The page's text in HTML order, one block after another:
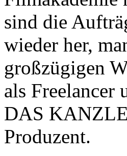
sind die
wieder her,
großzügigen
als Freelancer
DAS
Produzent.